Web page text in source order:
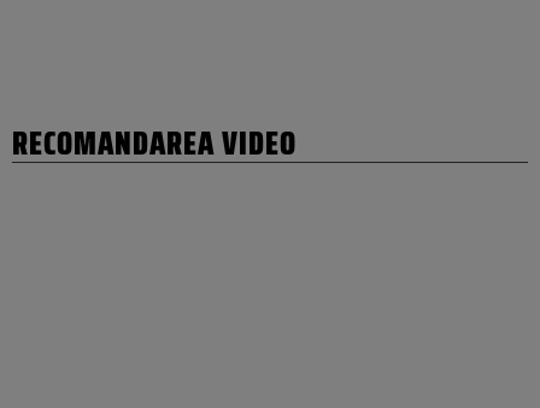
RECOMANDAREA VIDEO